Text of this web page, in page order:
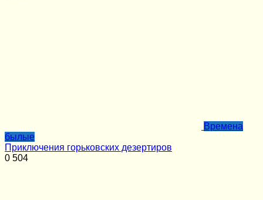
Времена
былые
Приключения горьковских дезертиров
0 504